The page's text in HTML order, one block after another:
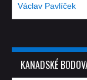
Václav Pavlíček
KANADSKÉ